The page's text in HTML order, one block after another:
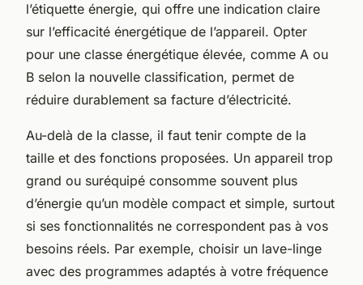
l’étiquette énergie, qui offre une indication claire
sur l’efficacité énergétique de l’appareil. Opter
pour une classe énergétique élevée, comme A ou
B selon la nouvelle classification, permet de
réduire durablement sa facture d’électricité.
Au-delà de la classe, il faut tenir compte de la
taille et des fonctions proposées. Un appareil trop
grand ou suréquipé consomme souvent plus
d’énergie qu’un modèle compact et simple, surtout
si ses fonctionnalités ne correspondent pas à vos
besoins réels. Par exemple, choisir un lave-linge
avec des programmes adaptés à votre fréquence